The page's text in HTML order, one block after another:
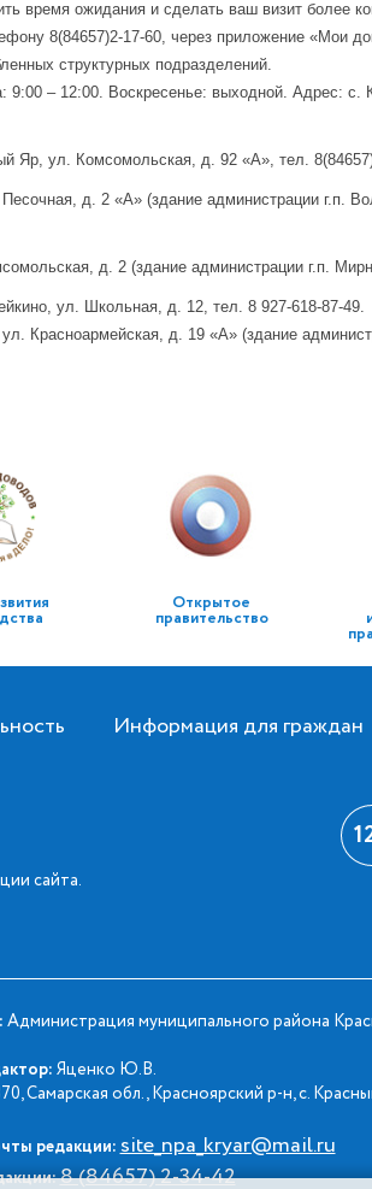
время ожидания и сделать ваш визит более
8(84657)2-17-60, через приложение «Мои
структурных подразделений.
– 12:00. Воскресенье: выходной. Адрес: с.
Яр, ул. Комсомольская, д. 92 «А», тел.
д. 2 «А» (здание администрации г.п.
д. 2 (здание администрации г.п.
ул. Школьная, д. 12, тел. 8 927-618-87-49.
Красноармейская, д. 19 «А» (здание
Открытое
правительство
Информация для граждан
сайта.
Администрация муниципального района
Яценко Ю.В.
Самарская обл., Красноярский р-н, с.
редакции:site_npa_kryar@mail.ru
8 (84657) 2-34-42